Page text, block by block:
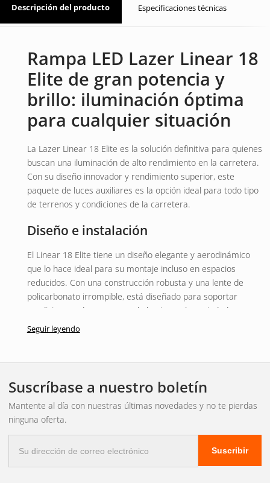
Descripción del producto Especificaciones técnicas
Rampa LED Lazer Linear 18
Elite de gran potencia y
brillo: iluminación óptima
para cualquier situación
La Lazer Linear 18 Elite es la solución definitiva para quienes
buscan una iluminación de alto rendimiento en la carretera.
Con su diseño innovador y rendimiento superior, este
paquete de luces auxiliares es la opción ideal para todo tipo
de terrenos y condiciones de la carretera.
Diseño e instalación
El Linear 18 Elite tiene un diseño elegante y aerodinámico
que lo hace ideal para su montaje incluso en espacios
reducidos. Con una construcción robusta y una lente de
policarbonato irrompible, está diseñado para soportar
condiciones adversas y repele la nieve y la suciedad para
garantizar una calidad de luz uniforme.
18 Elite ofrece un impresionante flujo luminoso de 12150 lm
con una temperatura de color de 5000 K. Tiene un consumo
de energía efectivo de 126 W y un rango de voltaje de 10-32
Garantía funcional de 5 años
Seguir leyendo
Suscríbase a nuestro boletín
Mantente al día con nuestras últimas novedades y no te pierdas
ninguna oferta.
electrónico
Suscribir